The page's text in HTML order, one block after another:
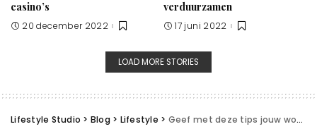
casino’s
20 december 2022
verduurzamen
17 juni 2022
LOAD MORE STORIES
Lifestyle Studio > Blog > Lifestyle > Geef met deze tips jouw woning deze zomer een frisse look